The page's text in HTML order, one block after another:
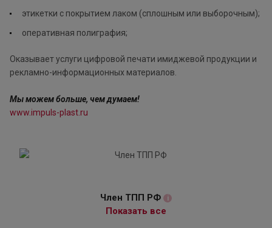
этикетки с покрытием лаком (сплошным или выборочным);
оперативная полиграфия;
Оказывает услуги цифровой печати имиджевой продукции и
рекламно-информационных материалов.
Мы можем больше, чем думаем!
www.impuls-plast.ru
Член ТПП РФ i
Показать все